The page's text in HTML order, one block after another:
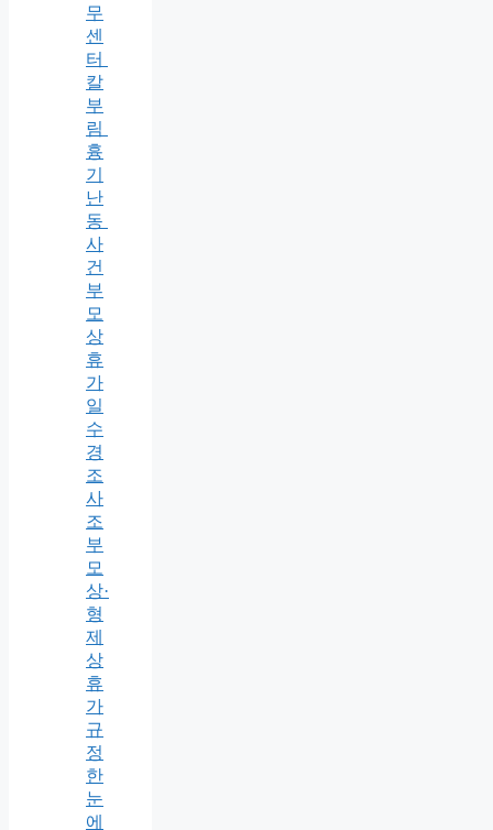
무
센
터
칼
부
림
흉
기
난
동
사
건
부
모
상
휴
가
일
수
경
조
사
조
부
모
상·
형
제
상
휴
가
규
정
한
눈
에